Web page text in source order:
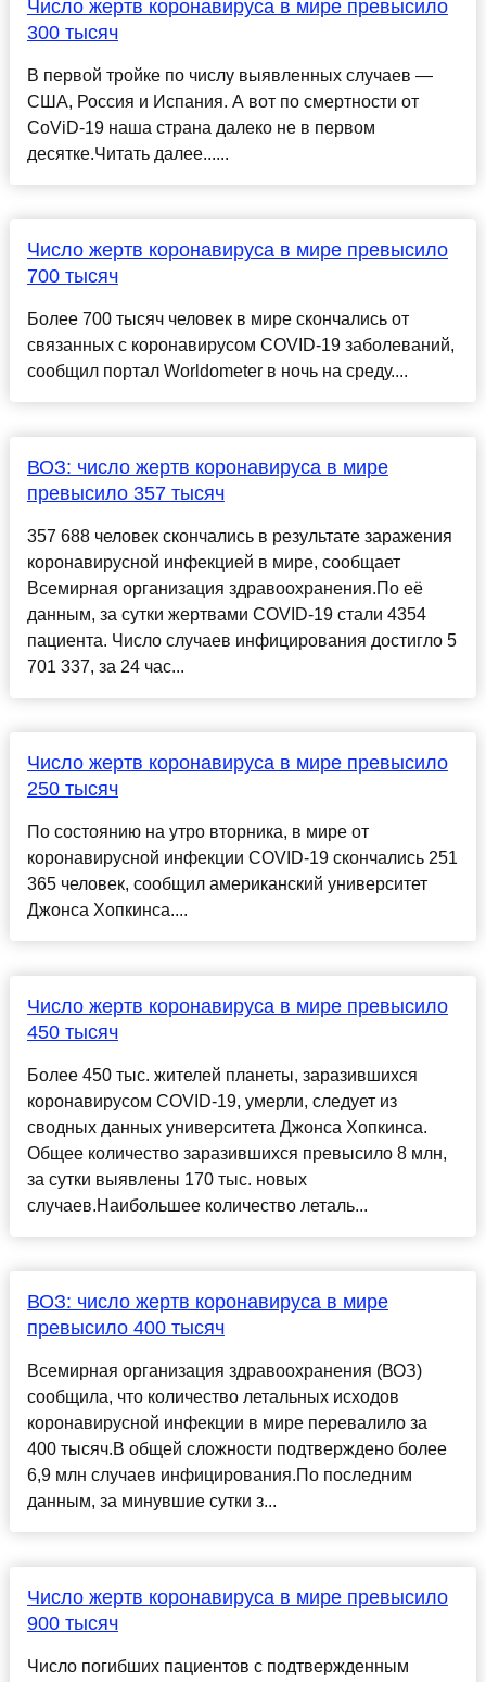
Число жертв коронавируса в мире превысило
300 тысяч
В первой тройке по числу выявленных случаев —
США, Россия и Испания. А вот по смертности от
CoViD-19 наша страна далеко не в первом
десятке.Читать далее......
Число жертв коронавируса в мире превысило
700 тысяч
Более 700 тысяч человек в мире скончались от
связанных с коронавирусом COVID-19 заболеваний,
сообщил портал Worldometer в ночь на среду....
ВОЗ: число жертв коронавируса в мире
превысило 357 тысяч
357 688 человек скончались в результате заражения
коронавирусной инфекцией в мире, сообщает
Всемирная организация здравоохранения.По её
данным, за сутки жертвами COVID-19 стали 4354
пациента. Число случаев инфицирования достигло 5
701 337, за 24 час...
Число жертв коронавируса в мире превысило
250 тысяч
По состоянию на утро вторника, в мире от
коронавирусной инфекции COVID-19 скончались 251
365 человек, сообщил американский университет
Джонса Хопкинса....
Число жертв коронавируса в мире превысило
450 тысяч
Более 450 тыс. жителей планеты, заразившихся
коронавирусом COVID-19, умерли, следует из
сводных данных университета Джонса Хопкинса.
Общее количество заразившихся превысило 8 млн,
за сутки выявлены 170 тыс. новых
случаев.Наибольшее количество леталь...
ВОЗ: число жертв коронавируса в мире
превысило 400 тысяч
Всемирная организация здравоохранения (ВОЗ)
сообщила, что количество летальных исходов
коронавирусной инфекции в мире перевалило за
400 тысяч.В общей сложности подтверждено более
6,9 млн случаев инфицирования.По последним
данным, за минувшие сутки з...
Число жертв коронавируса в мире превысило
900 тысяч
Число погибших пациентов с подтвержденным